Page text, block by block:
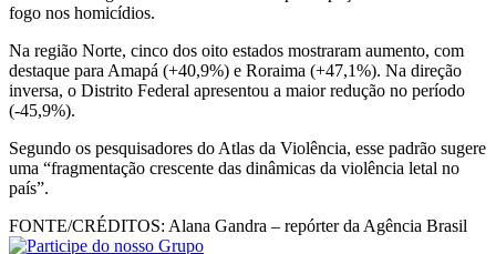
fogo nos homicídios.
Na região Norte, cinco dos oito estados mostraram aumento, com
destaque para Amapá (+40,9%) e Roraima (+47,1%). Na direção
inversa, o Distrito Federal apresentou a maior redução no período
(-45,9%).
Segundo os pesquisadores do Atlas da Violência, esse padrão sugere
uma “fragmentação crescente das dinâmicas da violência letal no
país”.
FONTE/CRÉDITOS: Alana Gandra – repórter da Agência Brasil